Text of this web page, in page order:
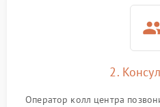
2.
Оператор колл центра